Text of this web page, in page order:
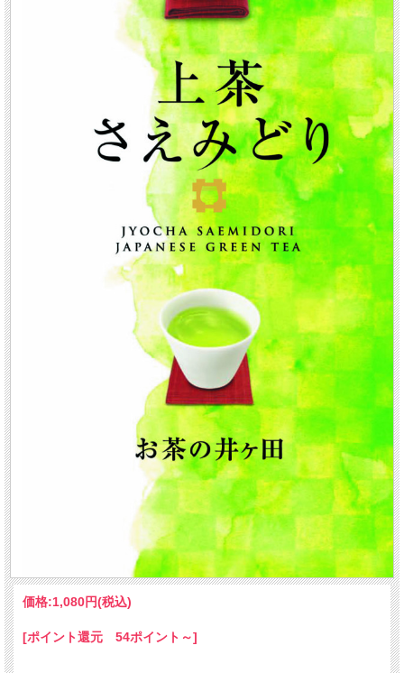
価格:1,080円(税込)
[ポイント還元 54ポイント～]